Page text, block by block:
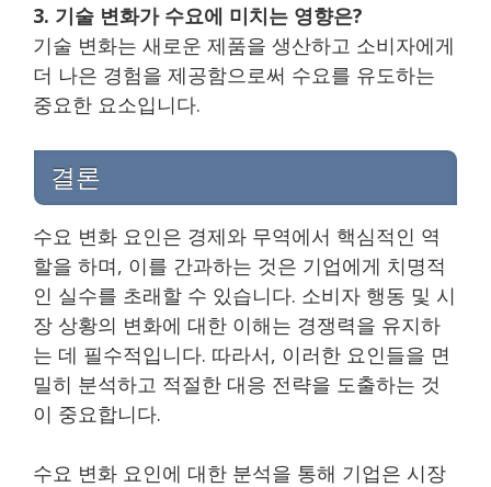
3. 기술 변화가 수요에 미치는 영향은?
기술 변화는 새로운 제품을 생산하고 소비자에게
더 나은 경험을 제공함으로써 수요를 유도하는
중요한 요소입니다.
결론
수요 변화 요인은 경제와 무역에서 핵심적인 역
할을 하며, 이를 간과하는 것은 기업에게 치명적
인 실수를 초래할 수 있습니다. 소비자 행동 및 시
장 상황의 변화에 대한 이해는 경쟁력을 유지하
는 데 필수적입니다. 따라서, 이러한 요인들을 면
밀히 분석하고 적절한 대응 전략을 도출하는 것
이 중요합니다.
수요 변화 요인에 대한 분석을 통해 기업은 시장